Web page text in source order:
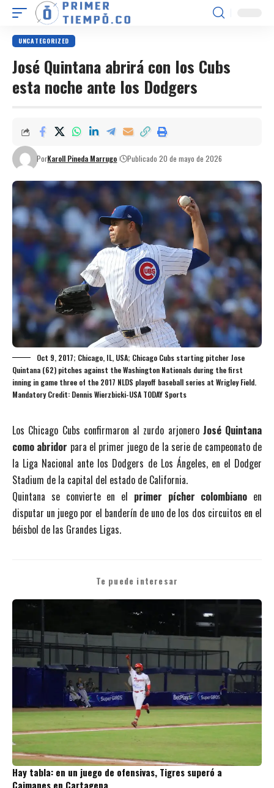
UNCATEGORIZED
José Quintana abrirá con los Cubs
esta noche ante los Dodgers
PorKaroll Pineda Marrugo Publicado 20 de mayo de 2026
Oct 9, 2017; Chicago, IL, USA; Chicago Cubs starting pitcher Jose
Quintana (62) pitches against the Washington Nationals during the first
inning in game three of the 2017 NLDS playoff baseball series at Wrigley Field.
Mandatory Credit: Dennis Wierzbicki-USA TODAY Sports
Los Chicago Cubs confirmaron al zurdo arjonero José Quintana
como abridor para el primer juego de la serie de campeonato de
la Liga Nacional ante los Dodgers de Los Ángeles, en el Dodger
Stadium de la capital del estado de California.
Quintana se convierte en el primer pícher colombiano en
disputar un juego por el banderín de uno de los dos circuitos en el
béisbol de las Grandes Ligas.
Te puede interesar
Hay tabla: en un juego de ofensivas, Tigres superó a
Caimanes en Cartagena